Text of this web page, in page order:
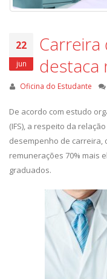
22
jun
Carreira
destaca
Oficina do Estudante
De acordo com estudo
(IFS), a respeito da
desempenho de carreira,
remunerações 70% mais
graduados.